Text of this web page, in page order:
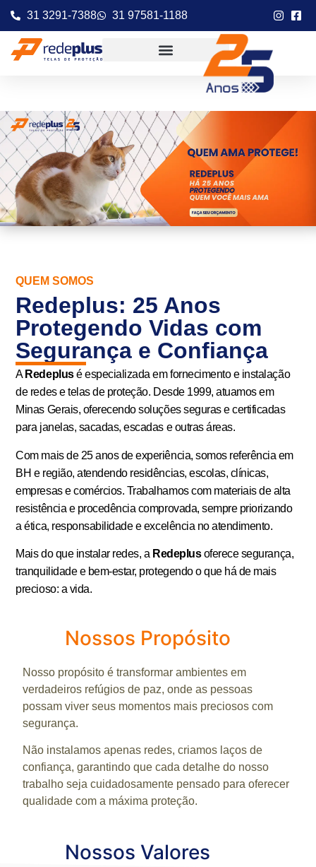
31 3291-7388 31 97581-1188
QUEM SOMOS
Redeplus: 25 Anos
Protegendo Vidas com
Segurança e Confiança
A Redeplusé especializada em fornecimento e instalação
de redes e telas de proteção. Desde 1999, atuamos em
Minas Gerais, oferecendo soluções seguras e certificadas
para janelas, sacadas, escadas e outras áreas.
Com mais de 25 anos de experiência, somos referência em
BH e região, atendendo residências, escolas, clínicas,
empresas e comércios. Trabalhamos com materiais de alta
resistência e procedência comprovada, sempre priorizando
a ética, responsabilidade e excelência no atendimento.
Mais do que instalar redes, a Redeplusoferece segurança,
tranquilidade e bem-estar, protegendo o que há de mais
precioso: a vida.
Nossos Propósito
Nosso propósito é transformar ambientes em
verdadeiros refúgios de paz, onde as pessoas
possam viver seus momentos mais preciosos com
segurança.
Não instalamos apenas redes, criamos laços de
confiança, garantindo que cada detalhe do nosso
trabalho seja cuidadosamente pensado para oferecer
qualidade com a máxima proteção.
Nossos Valores